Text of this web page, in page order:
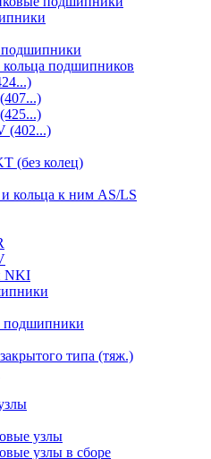
подшипники
подшипников
(402...)
(без колец)
кольца к ним AS/LS
NKI
типа (тяж.)
узлы
узлы в сборе